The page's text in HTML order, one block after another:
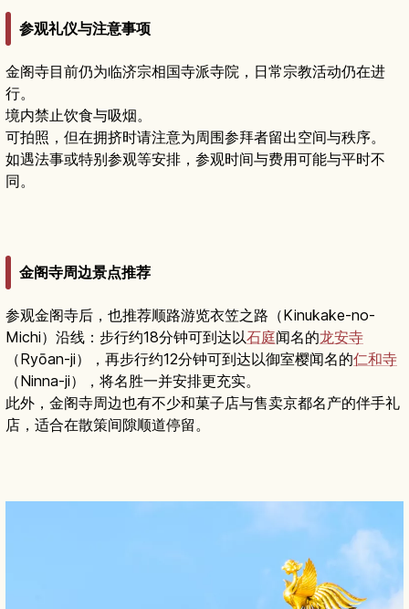
参观礼仪与注意事项
金阁寺目前仍为临济宗相国寺派寺院，日常宗教活动仍在进
行。
境内禁止饮食与吸烟。
可拍照，但在拥挤时请注意为周围参拜者留出空间与秩序。
如遇法事或特别参观等安排，参观时间与费用可能与平时不
同。
金阁寺周边景点推荐
参观金阁寺后，也推荐顺路游览衣笠之路（Kinukake-no-
Michi）沿线：步行约18分钟可到达以石庭闻名的龙安寺
（Ryōan-ji），再步行约12分钟可到达以御室樱闻名的仁和寺
（Ninna-ji），将名胜一并安排更充实。
此外，金阁寺周边也有不少和菓子店与售卖京都名产的伴手礼
店，适合在散策间隙顺道停留。